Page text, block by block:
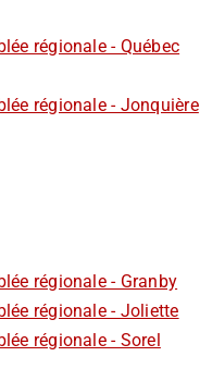
régionale - Québec
régionale - Jonquière
régionale - Granby
régionale - Joliette
régionale - Sorel